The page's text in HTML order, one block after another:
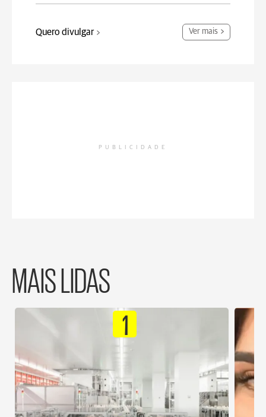
Quero divulgar Ver mais
PUBLICIDADE
MAIS LIDAS
1